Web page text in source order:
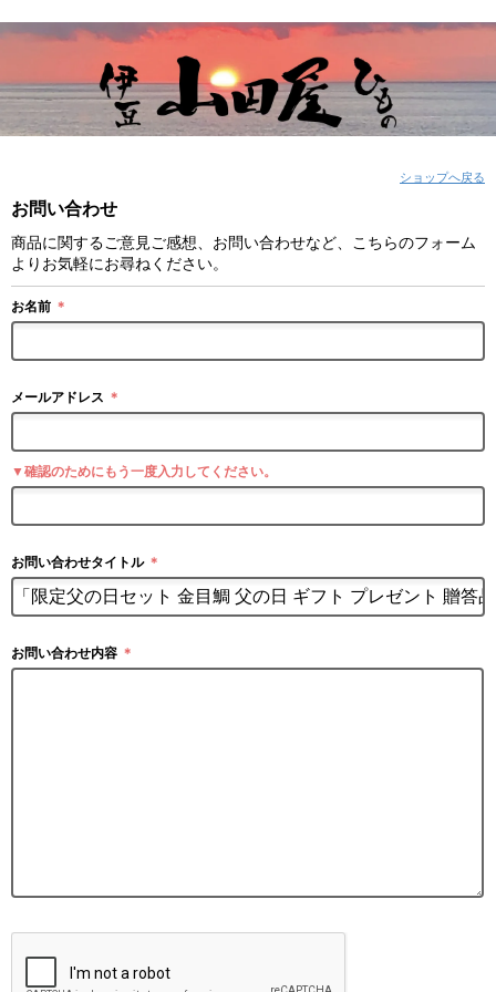
ショップへ戻る
お問い合わせ
商品に関するご意見ご感想、お問い合わせなど、こちらのフォーム
よりお気軽にお尋ねください。
お名前 ＊
メールアドレス ＊
▼確認のためにもう一度入力してください。
お問い合わせタイトル ＊
お問い合わせ内容 ＊